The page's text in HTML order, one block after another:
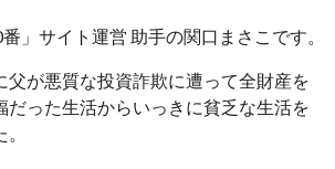
」サイト運営 助手の関口まさこです。
父が悪質な投資詐欺に遭って全財産を
だった生活からいっきに貧乏な生活を